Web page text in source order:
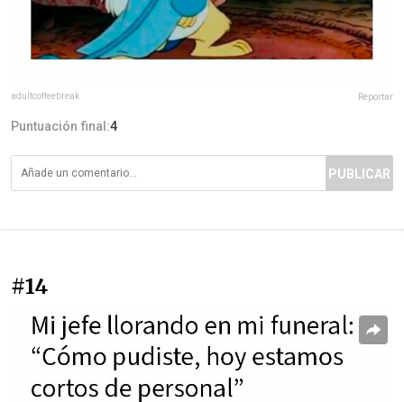
adultcoffeebreak Reportar
Puntuación final:4
PUBLICAR
#14